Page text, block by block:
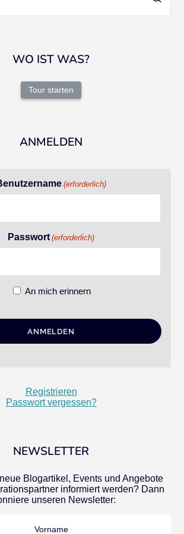
WO IST WAS?
Tour starten
ANMELDEN
(erforderlich)
Passwort (erforderlich)
An mich erinnern
Registrieren
Passwort vergessen?
NEWSLETTER
Blogartikel, Events und Angebote
informiert werden? Dann
unseren Newsletter:
Vorname